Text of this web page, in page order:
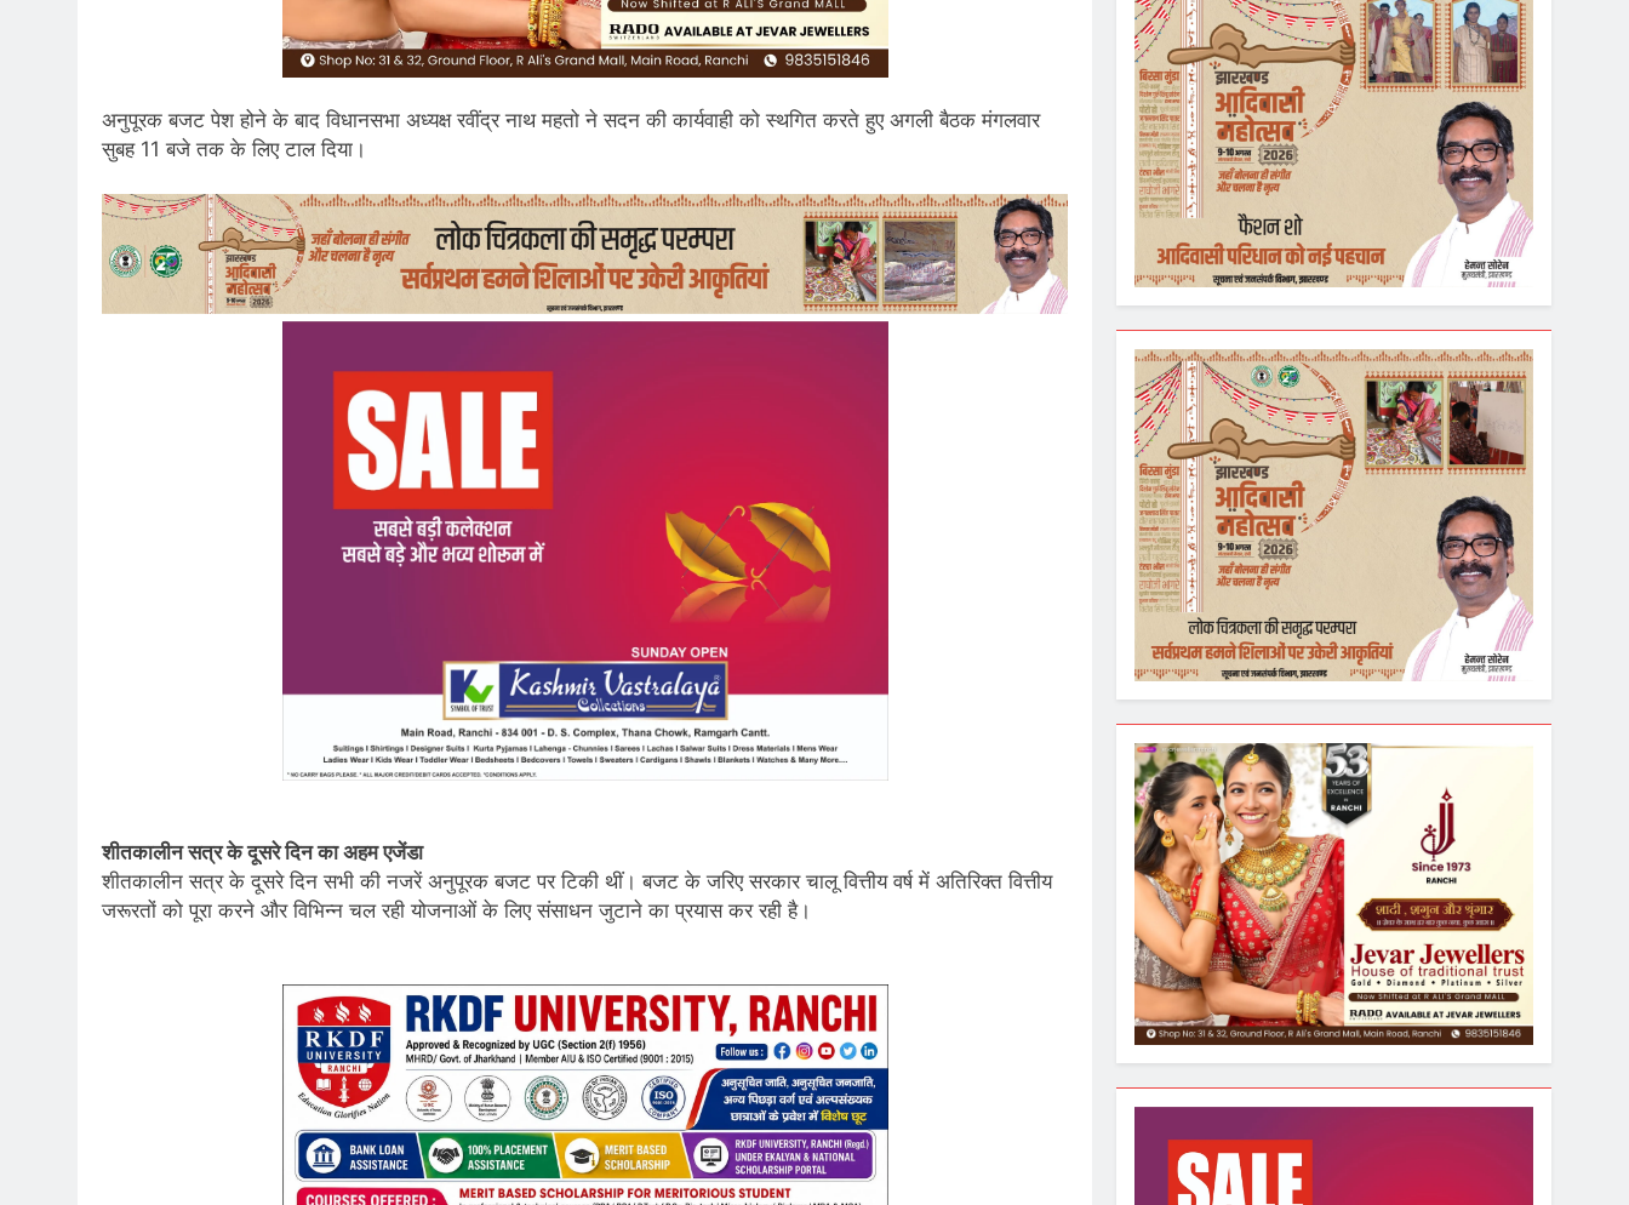
अनुपूरक बजट पेश होने के बाद विधानसभा अध्यक्ष रवींद्र नाथ महतो ने सदन की कार्यवाही को स्थगित करते हुए अगली बैठक मंगलवार
सुबह 11 बजे तक के लिए टाल दिया।
शीतकालीन सत्र के दूसरे दिन का अहम एजेंडा
शीतकालीन सत्र के दूसरे दिन सभी की नजरें अनुपूरक बजट पर टिकी थीं। बजट के जरिए सरकार चालू वित्तीय वर्ष में अतिरिक्त वित्तीय
जरूरतों को पूरा करने और विभिन्न चल रही योजनाओं के लिए संसाधन जुटाने का प्रयास कर रही है।